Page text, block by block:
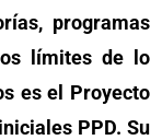
programas
límites de lo
es el Proyecto
PPD. Su